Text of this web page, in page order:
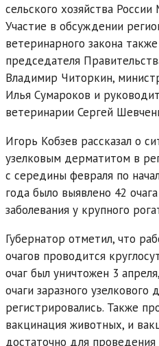
сельского хозяйства
Участие в обсуждении
ветеринарного закона
председателя
Владимир Читоркин,
Илья Сумароков и
ветеринарии Сергей
Игорь Кобзев рассказал о
узелковым дерматитом в
с середины февраля по
года было выявлено 42
заболевания у крупного
Губернатор отметил, что
очагов проводится
очаг был уничтожен 3
очаги заразного узелкового
регистрировались. Также
вакцинация животных, и
достаточно для